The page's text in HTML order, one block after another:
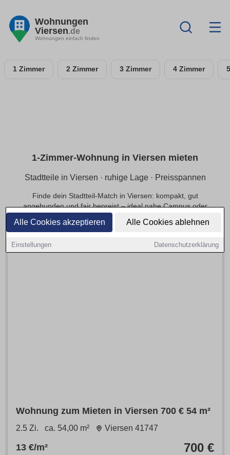
Alle Cookies akzeptieren Alle Cookies ablehnen
Einstellungen Datenschutzerklärung
Wohnungen
Viersen.de
Wohnungen einfach finden
1 Zimmer 2 Zimmer 3 Zimmer 4 Zimmer
1-Zimmer-Wohnung in Viersen mieten
Stadtteile in Viersen · ruhige Lage · Preisspannen
Finde dein Stadtteil-Match in Viersen: kompakt, gut
angebunden und fair bepreist – ideal nahe Campus oder
Innenstadt.
Wohnung zum Mieten in Viersen 700 € 54 m²
2.5 Zi. ca. 54,00 m² Viersen 41747
13 €/m² 700 €